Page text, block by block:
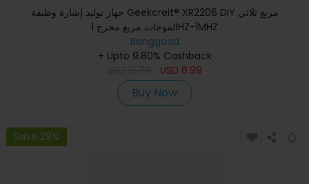
جهاز توليد إشارة وظيفة Geekcreit® XR2206 DIY مربع ثلاثي
الموجات مربع مخرج 1HZ-1MHZ
Banggood
+ Upto 9.80% Cashback
USD 8.99
Buy Now
Save 29%